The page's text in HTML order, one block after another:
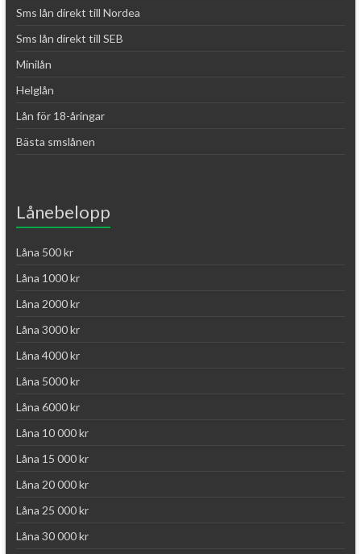
Sms lån direkt till Nordea
Sms lån direkt till SEB
Minilån
Helglån
Lån för 18-åringar
Bästa smslånen
Lånebelopp
Låna 500 kr
Låna 1000 kr
Låna 2000 kr
Låna 3000 kr
Låna 4000 kr
Låna 5000 kr
Låna 6000 kr
Låna 10 000 kr
Låna 15 000 kr
Låna 20 000 kr
Låna 25 000 kr
Låna 30 000 kr